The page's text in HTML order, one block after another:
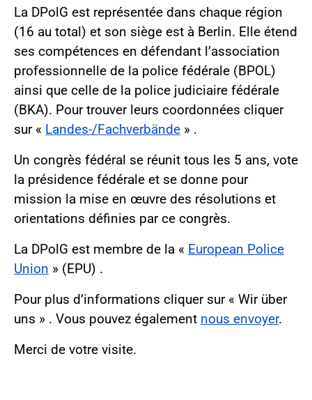
La DPolG est représentée dans chaque région
(16 au total) et son siège est à Berlin. Elle étend
ses compétences en défendant l’association
professionnelle de la police fé­dérale (BPOL)
ainsi que celle de la police judiciaire fédérale
(BKA). Pour trouver leurs coordonnées cliquer
sur « Landes-/Fachverbände » .
Un congrès fédéral se réunit tous les 5 ans, vote
la présidence fédérale et se donne pour
mission la mise en œuvre des résolutions et
orientations définies par ce congrès.
La DPolG est membre de la « European Police
Union » (EPU) .
Pour plus d’informations cliquer sur « Wir über
uns » . Vous pouvez égale­ment nous envoyer.
Merci de votre visite.